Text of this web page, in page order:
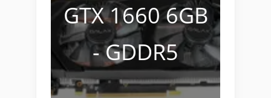
GTX 1660 6GB
- GDDR5